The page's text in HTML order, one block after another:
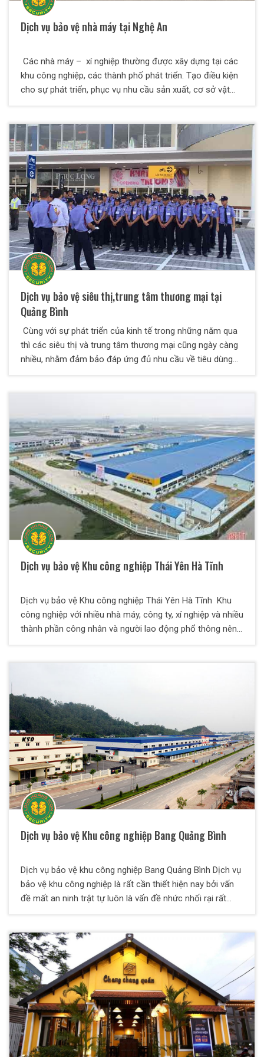
Dịch vụ bảo vệ nhà máy tại Nghệ An
Các nhà máy – xí nghiệp thường được xây dựng tại các
khu công nghiệp, các thành phố phát triển. Tạo điều kiện
cho sự phát triển, phục vụ nhu cầu sản xuất, cơ sở vật
nâng cao đời sống nhân dân. Tuy nhiên bên cạnh sự phát
triển đó cũng phát sinh nhiều tệ nạn xã hội, nhiều công
nhân bị các đối tượng xấu lôi kéo phạm tội. Mục tiêu của
những đối tượng xấu là tài sản hàng hóa của nhà máy,
nhiều đối tượng còn có hành vi xấu xâm nhập vào nhà
máy nhằm phá hoại tài sản, cơ sở vật chất gây ảnh
hưởng tới hoạt động sản xuất của nhà máy. Chính vì thế
mà để duy trì hoạt động sản xuất của nhà máy được diễn
ra bình thường cần phải có một đội ngũ nhân viên bảo vệ,
với những kỹ năng và nghiệp vụ xử lý tình huống chuyên
nghiệp đứng ra đảm trách nhiệm vụ này.
Dịch vụ bảo vệ siêu thị,trung tâm thương mại tại
Quảng Bình
Cùng với sự phát triển của kinh tế trong những năm qua
thì các siêu thị và trung tâm thương mại cũng ngày càng
nhiều, nhằm đảm bảo đáp ứng đủ nhu cầu về tiêu dùng
của những nhân viên bảo vệ siêu thị. Công ty TNHH Dịch
vụ bảo vệ Thiên Long Hoàng chuyên cung cấp bảo vệ -
vệ sĩ cho tất cả các mục tiêu trên cả nước
Dịch vụ bảo vệ Khu công nghiệp Thái Yên Hà Tĩnh
Dịch vụ bảo vệ Khu công nghiệp Thái Yên Hà Tĩnh Khu
công nghiệp với nhiều nhà máy, công ty, xí nghiệp và nhiều
thành phần công nhân và người lao động phổ thông nên
Dịch vụ bảo vệ Khu công nghiệp Bang Quảng Bình
Dịch vụ bảo vệ khu công nghiệp Bang Quảng Bình Dịch vụ
bảo vệ khu công nghiệp là rất cần thiết hiện nay bởi vấn
đề mất an ninh trật tự luôn là vấn đề nhức nhối rại rất
cho khu công nghiệp trước những mỗi nguy hại từ bên
trong và bên ngoài rất cao. Vậy, nên chọn công ty bảo vệ
khu công nghiệp nào, uy tín và chất lượng?